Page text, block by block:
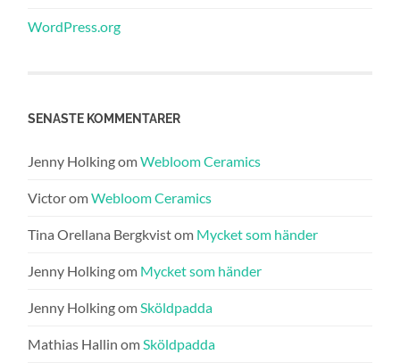
WordPress.org
SENASTE KOMMENTARER
Jenny HolkingomWebloom Ceramics
VictoromWebloom Ceramics
Tina Orellana Bergkvistom Mycket som händer
Jenny Holkingom Mycket som händer
Jenny HolkingomSköldpadda
Mathias Hallin omSköldpadda